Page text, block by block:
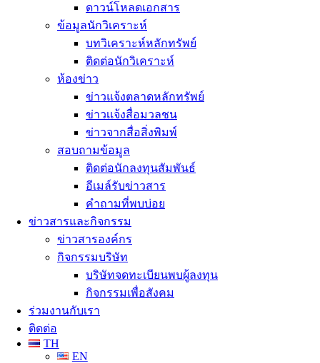
ดาวน์โหลดเอกสาร
ข้อมูลนักวิเคราะห์
บทวิเคราะห์หลักทรัพย์
ติดต่อนักวิเคราะห์
ห้องข่าว
ข่าวแจ้งตลาดหลักทรัพย์
ข่าวเเจ้งสื่อมวลชน
ข่าวจากสื่อสิ่งพิมพ์
สอบถามข้อมูล
ติดต่อนักลงทุนสัมพันธ์
อีเมล์รับข่าวสาร
คำถามที่พบบ่อย
ข่าวสารและกิจกรรม
ข่าวสารองค์กร
กิจกรรมบริษัท
บริษัทจดทะเบียนพบผู้ลงทุน
กิจกรรมเพื่อสังคม
ร่วมงานกับเรา
ติดต่อ
TH
EN